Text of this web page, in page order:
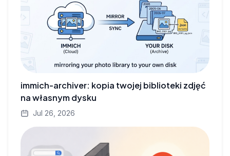
immich-archiver: kopia twojej biblioteki zdjęć
na własnym dysku
Jul 26, 2026